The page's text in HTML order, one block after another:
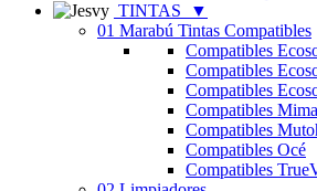
TINTAS
▼
01 Marabú Tintas Compatibles
Compatibles
Compatibles
Compatibles
Compatibles
Compatibles
Compatibles Océ
Compatibles